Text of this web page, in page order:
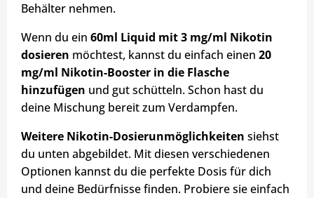
Behälter nehmen.
Wenn du ein 60ml Liquid mit 3 mg/ml Nikotin
dosieren möchtest, kannst du einfach einen 20
mg/ml Nikotin-Booster in die Flasche
hinzufügen und gut schütteln. Schon hast du
deine Mischung bereit zum Verdampfen.
Weitere Nikotin-Dosierunmöglichkeiten siehst
du unten abgebildet. Mit diesen verschiedenen
Optionen kannst du die perfekte Dosis für dich
und deine Bedürfnisse finden. Probiere sie einfach